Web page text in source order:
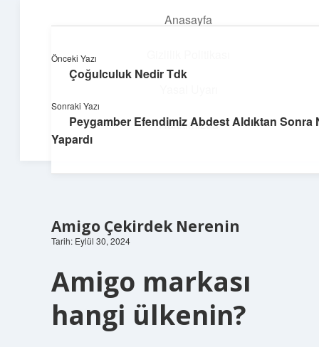
Anasayfa
Hakkımızda
Dijital Dünya Günlüğü
Amigo Çekirdek Nerenin
Tarih: Eylül 30, 2024
Amigo markası
hangi ülkenin?
Önceki Yazı
Çoğulculuk Nedir Tdk
Sonraki Yazı
Peygamber Efendimiz Abdest Aldıktan Sonra
Yapardı